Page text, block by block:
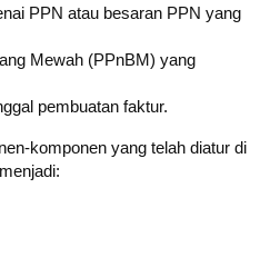
PPN atau besaran PPN yang
Mewah (PPnBM) yang
pembuatan faktur.
komponen yang telah diatur di